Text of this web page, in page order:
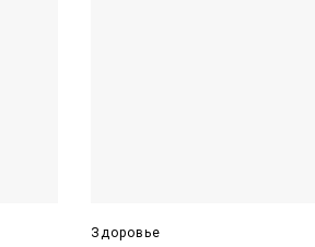
Здоровье